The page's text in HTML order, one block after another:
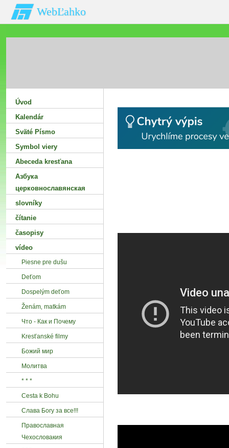
WebĽahko
Úvod
Kalendár
Sväté Písmo
Symbol viery
Abeceda kresťana
Азбука
церковнославянская
slovníky
čítanie
časopisy
vídeo
Piesne pre dušu
Deťom
Dospelým deťom
Ženám‚ matkám
Что - Как и Почему
Kresťanské filmy
Божий мир
Mолитва
* * *
Cesta k Bohu
Слава Богу за все!!!
Православная
Чехословакия